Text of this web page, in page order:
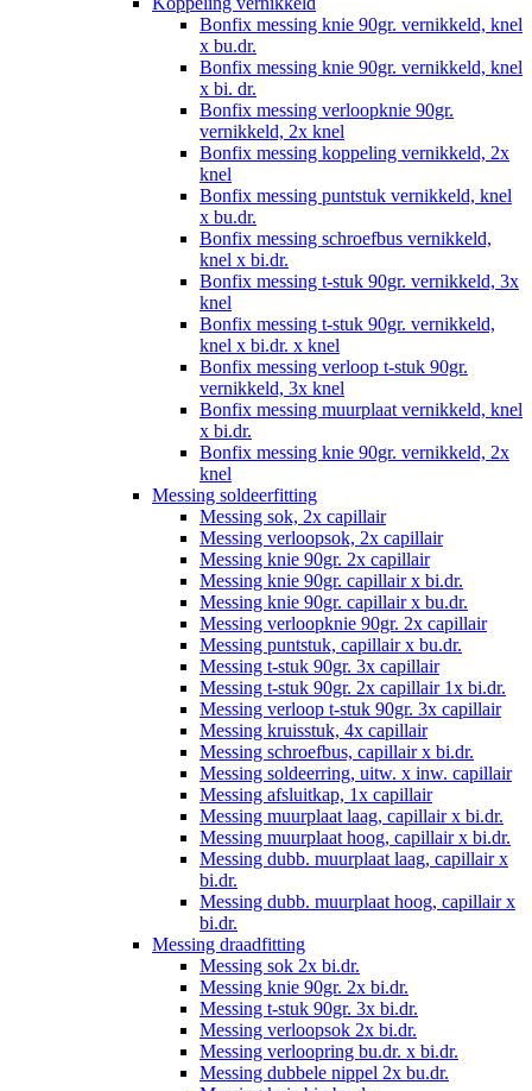
Bonfix messing knie 90gr. vernikkeld, knel
x bu.dr.
Bonfix messing knie 90gr. vernikkeld, knel
x bi. dr.
Bonfix messing verloopknie 90gr.
vernikkeld, 2x knel
Bonfix messing koppeling vernikkeld, 2x
knel
Bonfix messing puntstuk vernikkeld, knel
x bu.dr.
Bonfix messing schroefbus vernikkeld,
knel x bi.dr.
Bonfix messing t-stuk 90gr. vernikkeld, 3x
knel
Bonfix messing t-stuk 90gr. vernikkeld,
knel x bi.dr. x knel
Bonfix messing verloop t-stuk 90gr.
vernikkeld, 3x knel
Bonfix messing muurplaat vernikkeld, knel
x bi.dr.
Bonfix messing knie 90gr. vernikkeld, 2x
knel
Messing soldeerfitting
Messing sok, 2x capillair
Messing verloopsok, 2x capillair
Messing knie 90gr. 2x capillair
Messing knie 90gr. capillair x bi.dr.
Messing knie 90gr. capillair x bu.dr.
Messing verloopknie 90gr. 2x capillair
Messing puntstuk, capillair x bu.dr.
Messing t-stuk 90gr. 3x capillair
Messing t-stuk 90gr. 2x capillair 1x bi.dr.
Messing verloop t-stuk 90gr. 3x capillair
Messing kruisstuk, 4x capillair
Messing schroefbus, capillair x bi.dr.
Messing soldeerring, uitw. x inw. capillair
Messing afsluitkap, 1x capillair
Messing muurplaat laag, capillair x bi.dr.
Messing muurplaat hoog, capillair x bi.dr.
Messing dubb. muurplaat laag, capillair x
bi.dr.
Messing dubb. muurplaat hoog, capillair x
bi.dr.
Messing draadfitting
Messing sok 2x bi.dr.
Messing knie 90gr. 2x bi.dr.
Messing t-stuk 90gr. 3x bi.dr.
Messing verloopsok 2x bi.dr.
Messing verloopring bu.dr. x bi.dr.
Messing dubbele nippel 2x bu.dr.